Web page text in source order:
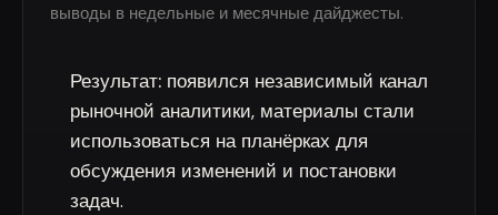
выводы в недельные и месячные дайджесты.
Результат: появился независимый канал
рыночной аналитики, материалы стали
использоваться на планёрках для
обсуждения изменений и постановки
задач.